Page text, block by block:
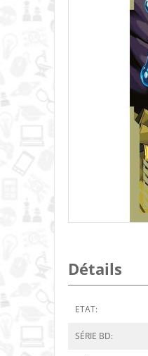
Détails
ETAT:
SÉRIE BD: